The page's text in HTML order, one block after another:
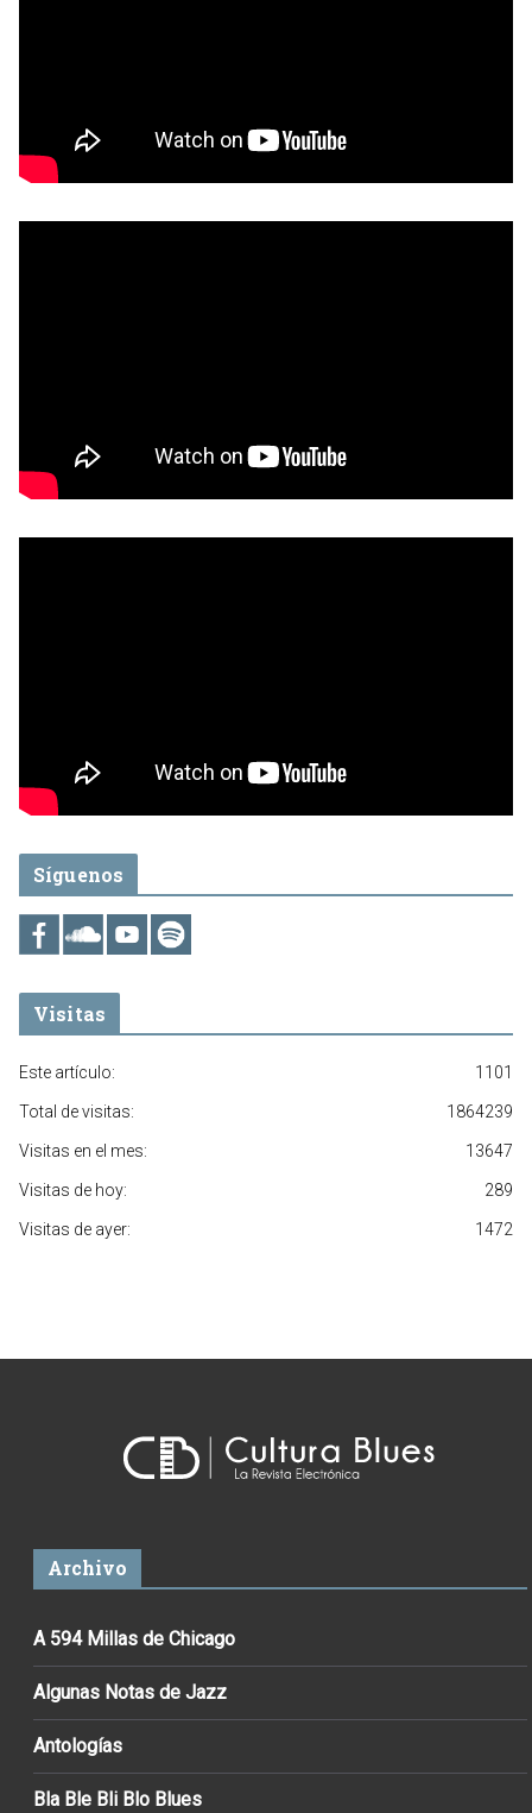
Síguenos
Visitas
1101
Este artículo:
1864239
Total de visitas:
13647
Visitas en el mes:
289
Visitas de hoy:
1472
Visitas de ayer:
Archivo
A 594 Millas de Chicago
Algunas Notas de Jazz
Antologías
Bla Ble Bli Blo Blues